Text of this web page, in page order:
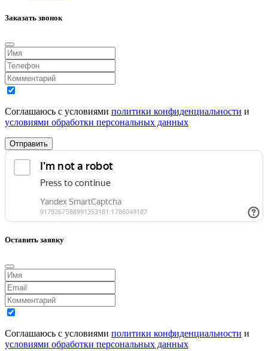
Заказать звонок
Соглашаюсь с условиями политики конфиденциальности и
условиями обработки персональных данных
Отправить
Оставить заявку
Соглашаюсь с условиями политики конфиденциальности и
условиями обработки персональных данных